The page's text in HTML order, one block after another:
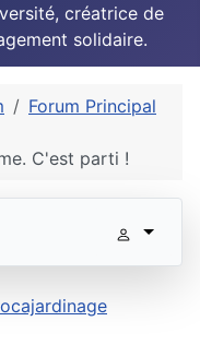
créatrice de
solidaire.
Forum Principal
C'est parti !